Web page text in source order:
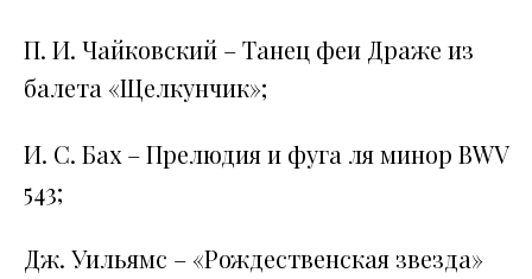
П. И. Чайковский – Танец феи Драже из
балета «Щелкунчик»;
И. С. Бах – Прелюдия и фуга ля минор BWV
543;
Дж. Уильямс – «Рождественская звезда»